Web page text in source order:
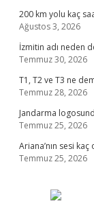
200 km yolu kaç
Ağustos 3, 2026
İzmitin adı neden
Temmuz 30, 2026
T1, T2 ve T3 ne
Temmuz 28, 2026
Jandarma
Temmuz 25, 2026
Ariana’nın sesi kaç
Temmuz 25, 2026